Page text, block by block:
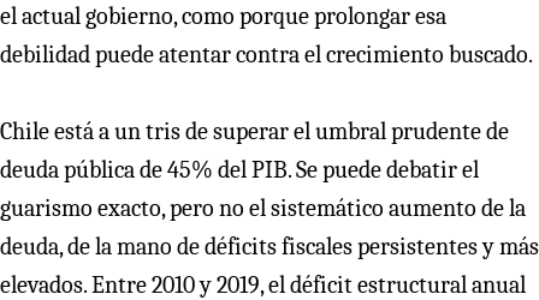
el actual gobierno, como porque prolongar esa
debilidad puede atentar contra el crecimiento buscado.
Chile está a un tris de superar el umbral prudente de
deuda pública de 45% del PIB. Se puede debatir el
guarismo exacto, pero no el sistemático aumento de la
deuda, de la mano de déficits fiscales persistentes y más
elevados. Entre 2010 y 2019, el déficit estructural anual